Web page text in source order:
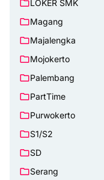
LOKER SMK
Magang
Majalengka
Mojokerto
Palembang
PartTime
Purwokerto
S1/S2
SD
Serang